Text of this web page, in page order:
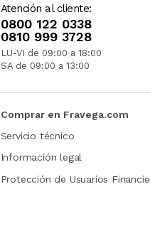
Atención al cliente:
0800 122 0338
0810 999 3728
LU-VI de 09:00 a 18:00
SA de 09:00 a 13:00
Comprar en Fravega.com
Servicio técnico
Información legal
Protección de Usuarios